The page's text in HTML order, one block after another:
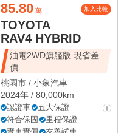
85.80 萬 加入比較
TOYOTA
RAV4 HYBRID
油電2WD旗艦版 現省差
價
桃園市 / 小象汽車
2024年 / 80,000km
認證車
五大保證
符合保固
里程保證